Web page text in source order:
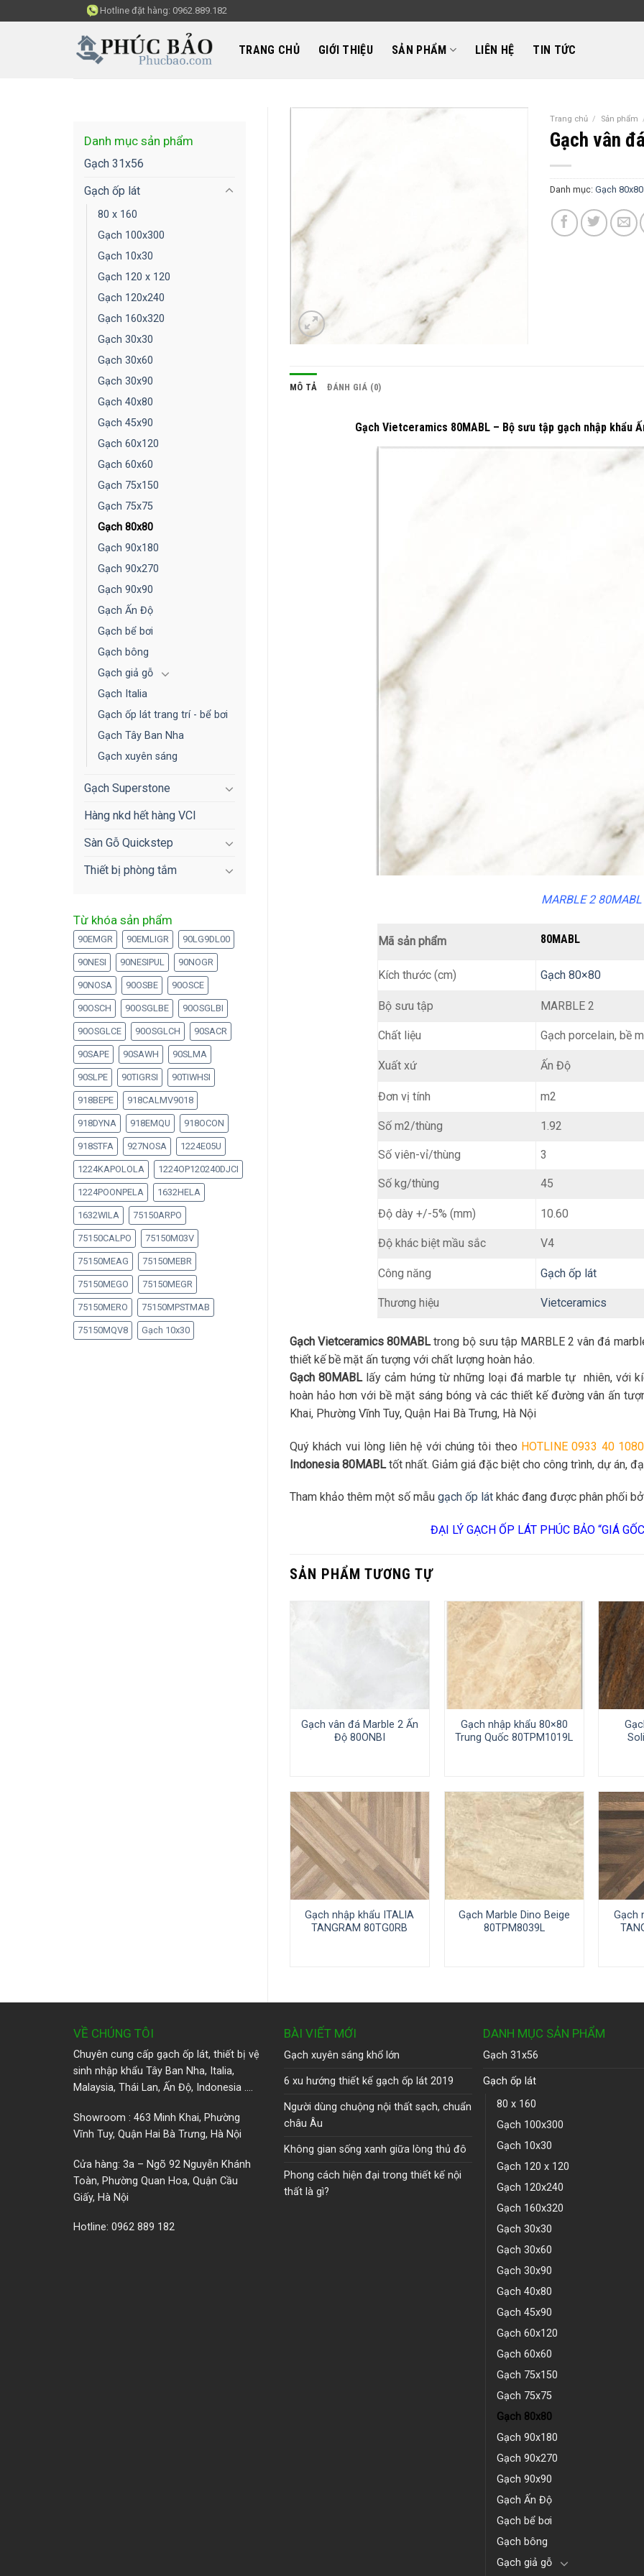
to
Hotline đặt hàng: 0962.889.182
TRANG CHỦ GIỚI THIỆU SẢN PHẨM LIÊN HỆ TIN TỨC
Danh mục sản phẩm
Gạch 31x56
Gạch ốp lát
80 x 160
Gạch 100x300
Gạch 10x30
Gạch 120 x 120
Gạch 120x240
Gạch 160x320
Gạch 30x30
Gạch 30x60
Gạch 30x90
Gạch 40x80
Gạch 45x90
Gạch 60x120
Gạch 60x60
Gạch 75x150
Gạch 75x75
Gạch 80x80
Gạch 90x180
Gạch 90x270
Gạch 90x90
Gạch Ấn Độ
Gạch bể bơi
Gạch bông
Gạch giả gỗ
Gạch Italia
Gạch ốp lát trang trí - bể bơi
Gạch Tây Ban Nha
Gạch xuyên sáng
Gạch Superstone
Hàng nkd hết hàng VCI
Sàn Gỗ Quickstep
Thiết bị phòng tắm
Từ khóa sản phẩm
90EMGR 90EMLIGR 90LG9DL00
90NESI 90NESIPUL 90NOGR
90NOSA 90OSBE 90OSCE
90OSCH 90OSGLBE 90OSGLBI
90OSGLCE 90OSGLCH 90SACR
90SAPE 90SAWH 90SLMA
90SLPE 90TIGRSI 90TIWHSI
918BEPE 918CALMV9018
918DYNA 918EMQU 918OCON
918STFA 927NOSA 1224E05U
1224KAPOLOLA 1224OP120240DJCI
1224POONPELA 1632HELA
1632WILA 75150ARPO
75150CALPO 75150M03V
75150MEAG 75150MEBR
75150MEGO 75150MEGR
75150MERO 75150MPSTMAB
75150MQV8 Gạch 10x30
Trang chủ / Sản phẩm
Gạch vân
Danh mục:Gạch 80x80
MÔ TẢ ĐÁNH GIÁ (0)
Gạch Vietceramics 80MABL – Bộ sưu tập gạch nhập khẩu
MARBLE 2 80MABL
Mã sản phẩm 80MABL
Kích thước (cm) Gạch 80×80
Bộ sưu tập MARBLE 2
Chất liệu Gạch porcelain, bề
Xuất xứ Ấn Độ
Đơn vị tính m2
Số m2/thùng 1.92
Số viên-vỉ/thùng 3
Số kg/thùng 45
Độ dày +/-5% (mm) 10.60
Độ khác biệt mầu sắc V4
Công năng Gạch ốp lát
Thương hiệu Vietceramics
Gạch Vietceramics 80MABLtrong bộ sưu tập MARBLE 2 vân đá
thiết kế bề mặt ấn tượng với chất lượng hoàn hảo.
Gạch 80MABLlấy cảm hứng từ những loại đá marble tự nhiên, với
hoàn hảo hơn với bề mặt sáng bóng và các thiết kế đường vân ấn
Khai, Phường Vĩnh Tuy, Quận Hai Bà Trưng, Hà Nội
Quý khách vui lòng liên hệ với chúng tôi theo HOTLINE 0933 40 1080
Indonesia 80MABLtốt nhất. Giảm giá đặc biệt cho công trình, dự án,
Tham khảo thêm một số mẫu gạch ốp lát khác đang được phân phối
ĐẠI LÝ GẠCH ỐP LÁT PHÚC BẢO “GIÁ
SẢN PHẨM TƯƠNG TỰ
Gạch vân đá Marble 2 Ấn
Độ 80ONBI
Gạch nhập khẩu 80×80
Trung Quốc 80TPM1019L
Gạch nhập khẩu ITALIA
TANGRAM 80TG0RB
Gạch Marble Dino Beige
80TPM8039L
Gạch
VỀ CHÚNG TÔI
Chuyên cung cấp gạch ốp lát, thiết bị vệ
sinh nhập khẩu Tây Ban Nha, Italia,
Malaysia, Thái Lan, Ấn Độ, Indonesia ….
Showroom : 463 Minh Khai, Phường
Vĩnh Tuy, Quận Hai Bà Trưng, Hà Nội
Cửa hàng: 3a – Ngõ 92 Nguyễn Khánh
Toàn, Phường Quan Hoa, Quận Cầu
Giấy, Hà Nội
Hotline: 0962 889 182
BÀI VIẾT MỚI
Gạch xuyên sáng khổ lớn
6 xu hướng thiết kế gạch ốp lát 2019
Người dùng chuộng nội thất sạch, chuẩn
châu Âu
Không gian sống xanh giữa lòng thủ đô
Phong cách hiện đại trong thiết kế nội
thất là gì?
DANH MỤC SẢN PHẨM
Gạch 31x56
Gạch ốp lát
80 x 160
Gạch 100x300
Gạch 10x30
Gạch 120 x 120
Gạch 120x240
Gạch 160x320
Gạch 30x30
Gạch 30x60
Gạch 30x90
Gạch 40x80
Gạch 45x90
Gạch 60x120
Gạch 60x60
Gạch 75x150
Gạch 75x75
Gạch 80x80
Gạch 90x180
Gạch 90x270
Gạch 90x90
Gạch Ấn Độ
Gạch bể bơi
Gạch bông
Gạch giả gỗ